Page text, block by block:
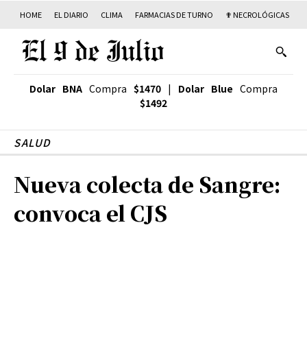
HOME EL DIARIO CLIMA FARMACIAS DE TURNO ✟ NECROLÓGICAS
Dolar BNA Compra $1470 | Dolar Blue Compra
$1492
SALUD
Nueva colecta de Sangre:
convoca el CJS